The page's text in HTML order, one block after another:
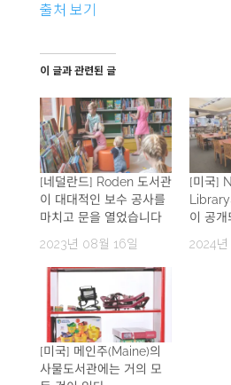
출처 보기
이 글과 관련된 글
[네덜란드] Roden 도서관
이 대대적인 보수 공사를
마치고 문을 열었습니다
2023년 08월 16일
[미국]
이 공개
2024년
[미국] 메인주(Maine)의
사물도서관에는 거의 모